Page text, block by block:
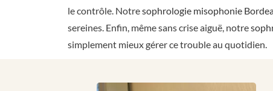
le contrôle. Notresophrologie misophonie
sereines. Enfin, même sans crise aiguë, notre
simplement mieux gérer ce trouble au quotidien.